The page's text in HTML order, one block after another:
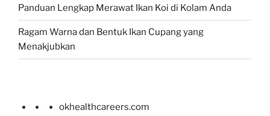
Panduan Lengkap Merawat Ikan Koi di Kolam Anda
Ragam Warna dan Bentuk Ikan Cupang yang
Menakjubkan
okhealthcareers.com